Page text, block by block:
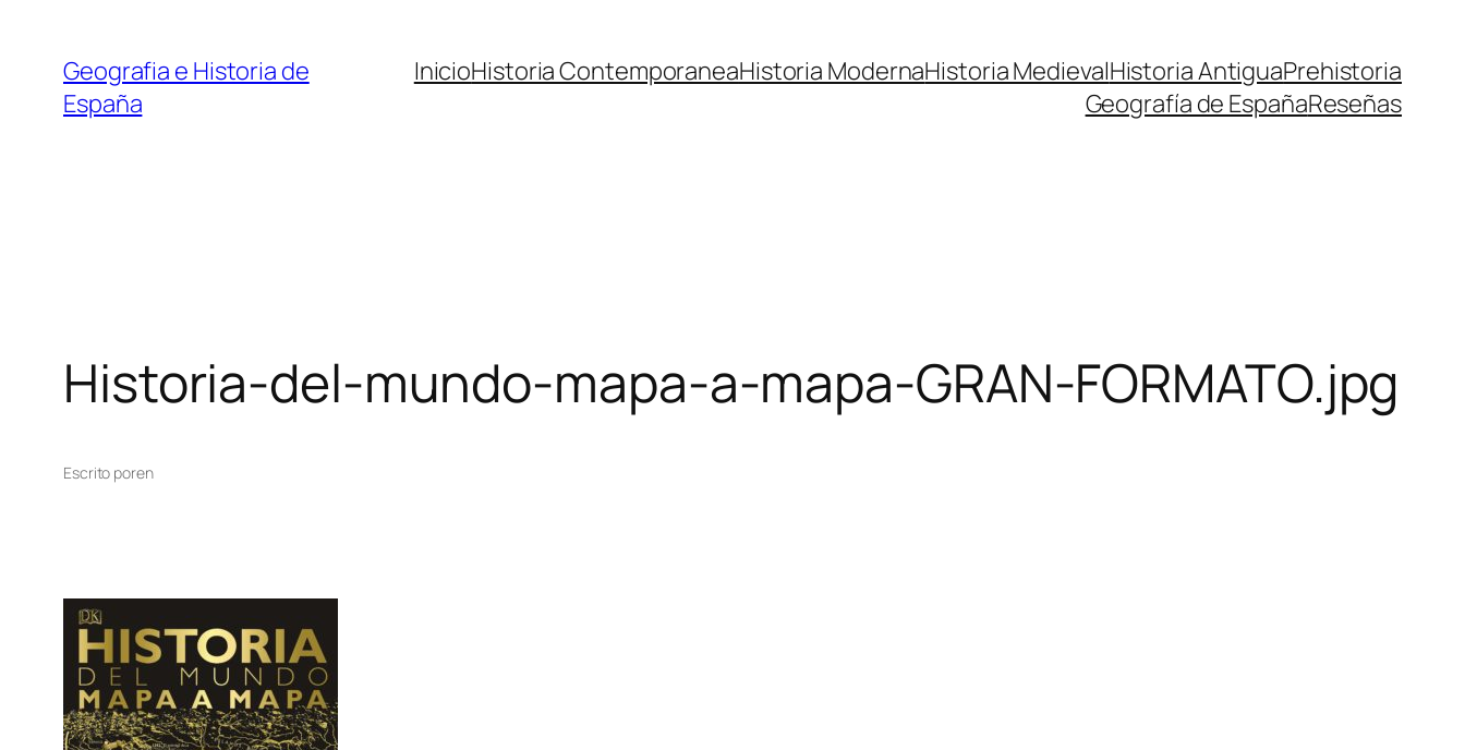
contenido
Geografia e Historia de
España
InicioHistoria ContemporaneaHistoria ModernaHistoria MedievalHistoria AntiguaPrehistoria
Geografía de EspañaReseñas
Historia-del-mundo-mapa-a-mapa-GRAN-FORMATO.jpg
Escrito poren